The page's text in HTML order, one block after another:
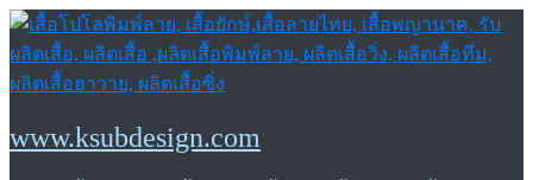
Skip
content
www.ksubdesign.com